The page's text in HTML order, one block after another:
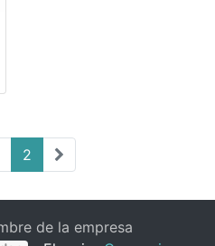
2
de la empresa